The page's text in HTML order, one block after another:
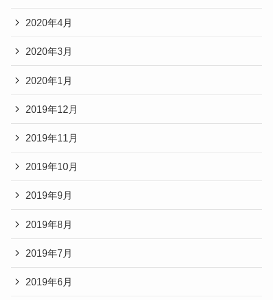
2020年4月
2020年3月
2020年1月
2019年12月
2019年11月
2019年10月
2019年9月
2019年8月
2019年7月
2019年6月